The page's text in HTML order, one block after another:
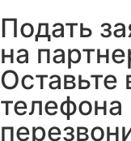
Подать
на